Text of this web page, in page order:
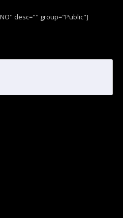
desc="" group="Public"]